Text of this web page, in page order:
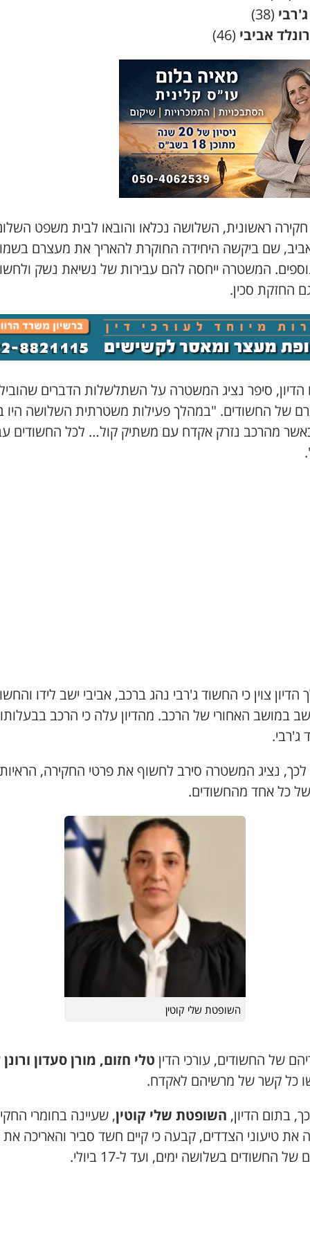
(38)
אביבי (46)
ראשונית, השלושה נכלאו והובאו לבית משפט
שם ביקשה היחידה החוקרת להאריך את מעצרם
המשטרה ייחסה להם עבירות של נשיאת נשק
החזקת סכין.
סיפר נציג המשטרה על השתלשלות הדברים
של החשודים. "במהלך פעילות משטרתית השלושה היו
מהרכב נזרק אקדח עם משתיק קול… לכל החשודים
צוין כי החשוד ג'רבי נהג ברכב, אביבי ישב לידו
במושב האחורי של הרכב. מהדיון עלה כי הרכב
ג'רבי.
נציג המשטרה סירב לחשוף את פרטי החקירה,
כל אחד מהחשודים.
השופטת שלי קוטין
של החשודים, עורכי הדין טלי חזום, מורן סעדון ורונן
כל קשר של מרשיהם לאקדח.
בתום הדיון, השופטת שלי קוטין, שעיינה בחומרי
את טיעוני הצדדים, קבעה כי קיים חשד סביר והאריכה את
החשודים בשלושה ימים, ועד ל-17 ביולי.